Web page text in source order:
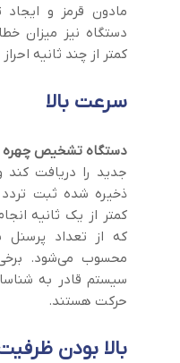
مادون قرمز و
دستگاه نیز میزان
کمتر از چند ثانیه
سرعت بالا
دستگاه تشخیص چهره
جدید را دریافت
ذخیره شده ثبت تردد
کمتر از یک ثانیه
که از تعداد پرسنل
محسوب می‌شود.
سیستم قادر به
حرکت هستند.
بالا بودن